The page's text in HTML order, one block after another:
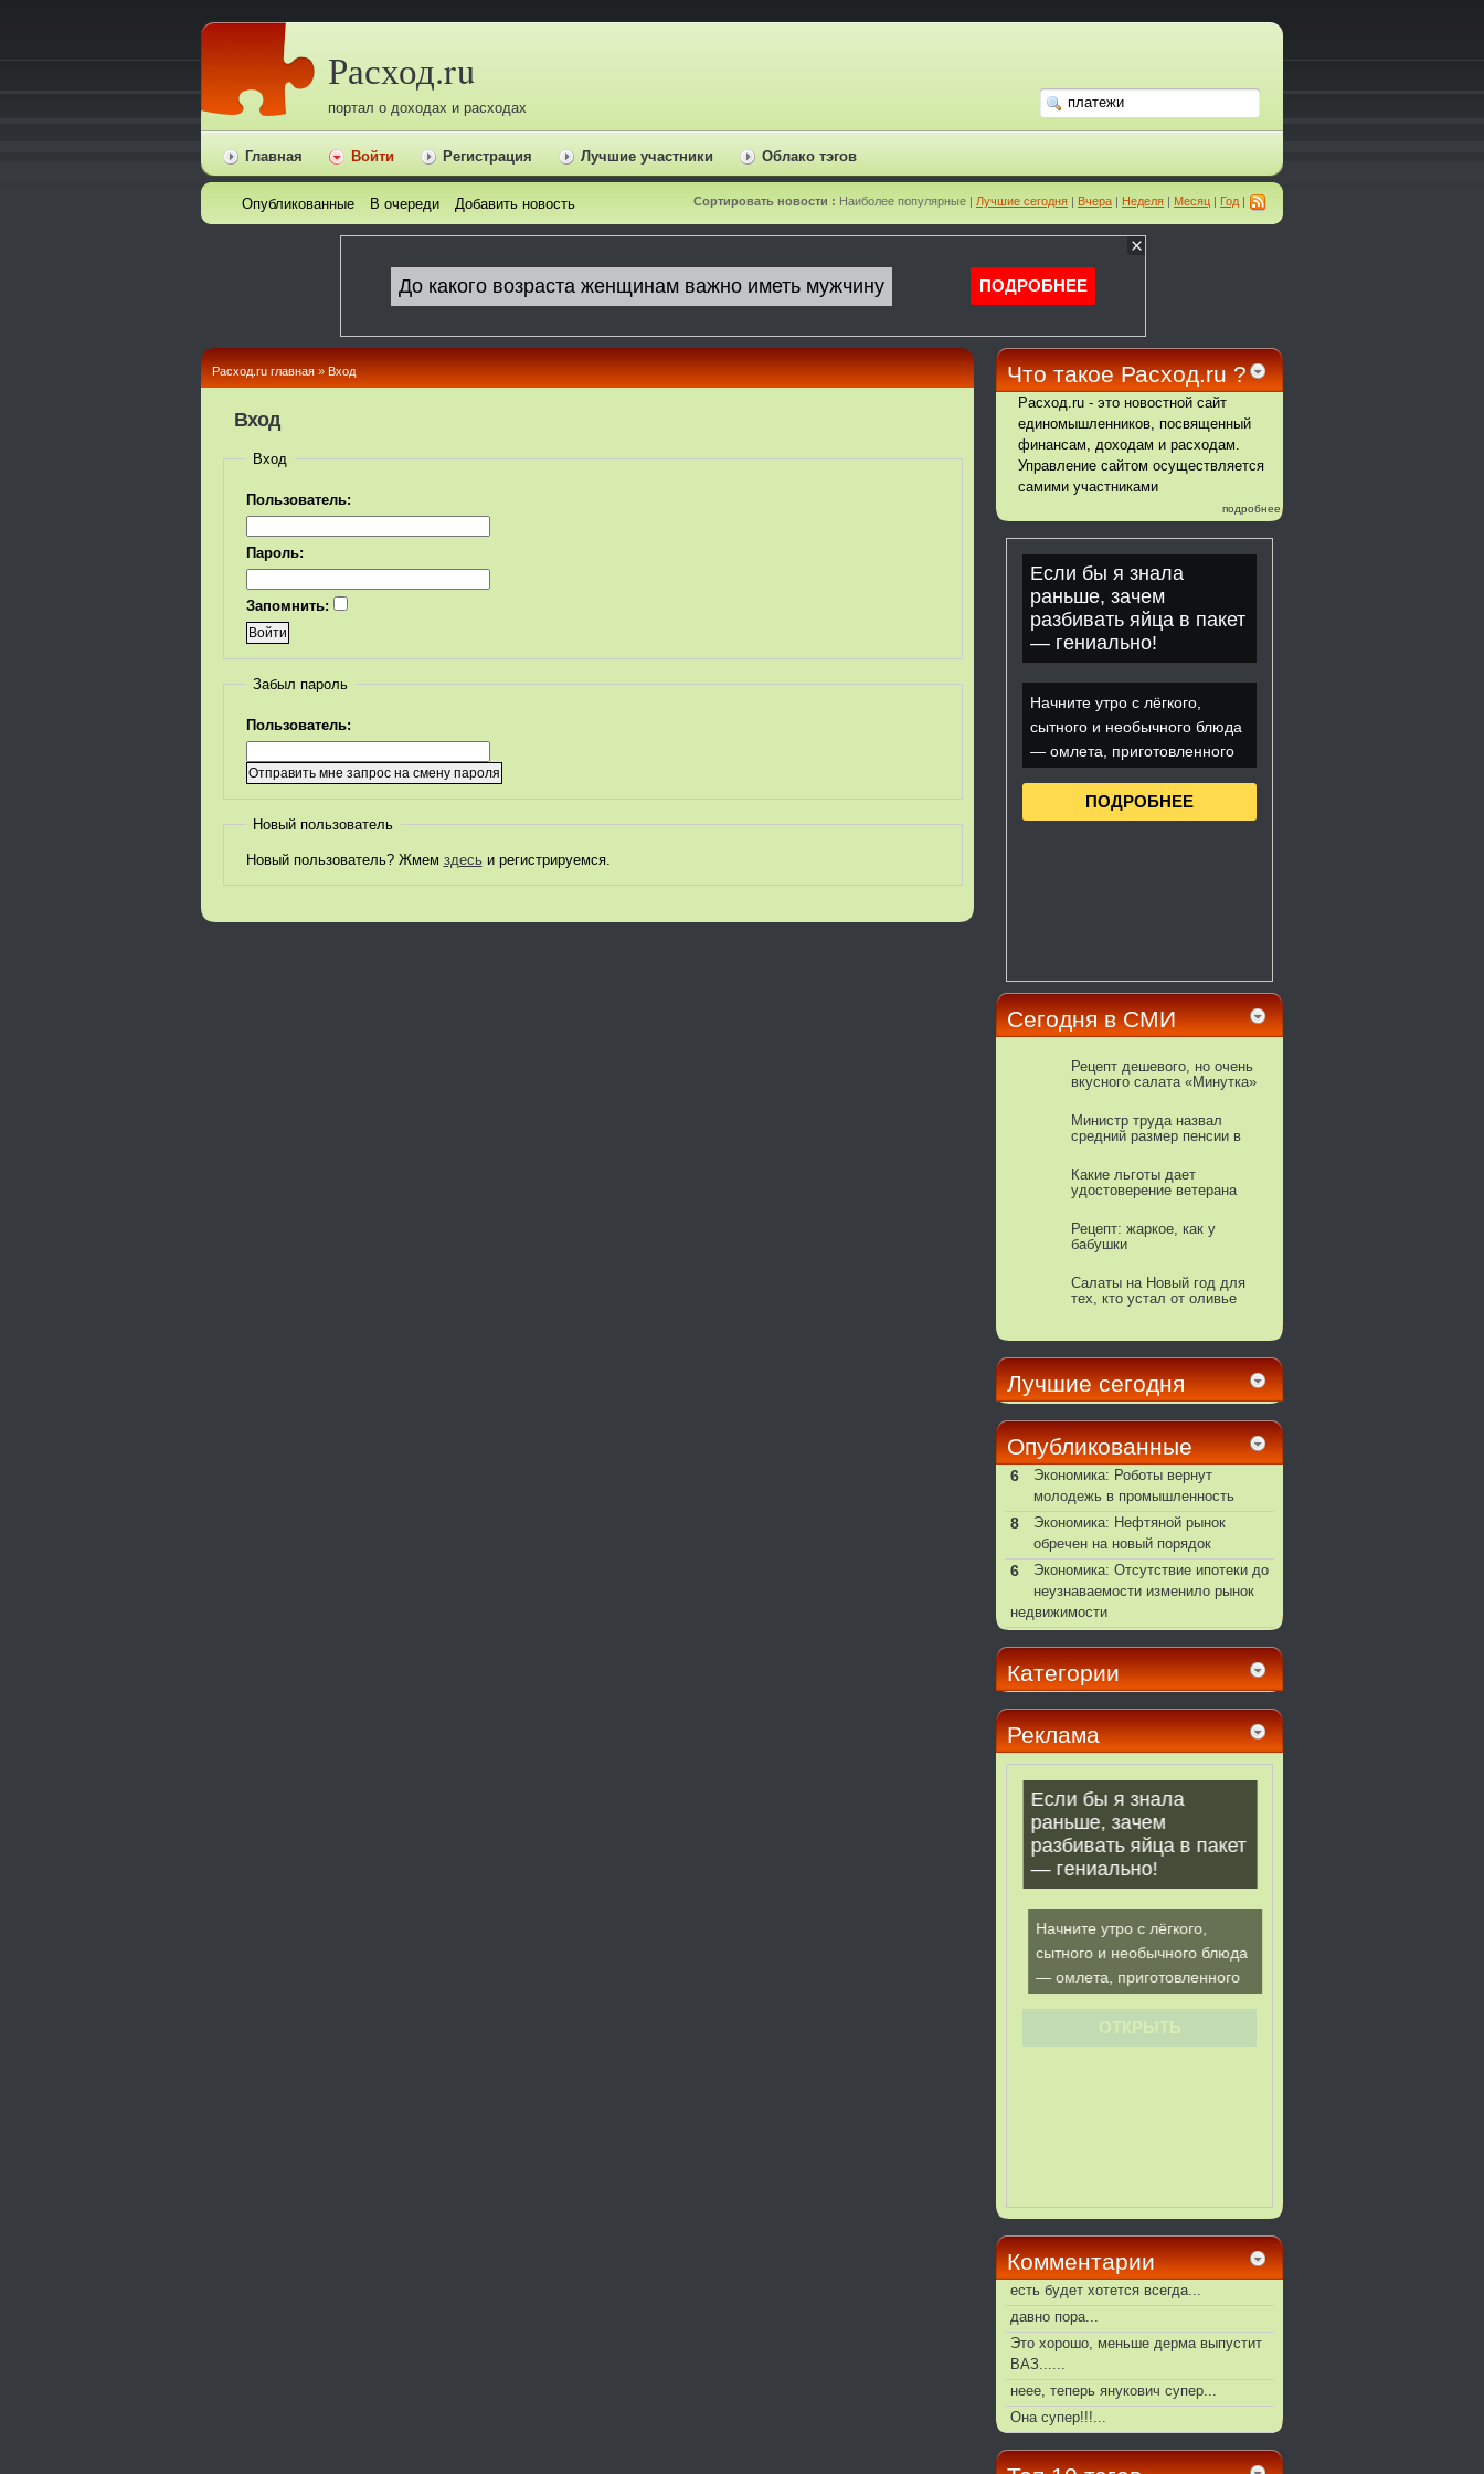
Расход.ru
портал о доходах и расходах
Главная Войти Регистрация Лучшие участники Облако тэгов
Сортировать новости : Наиболее популярные | Лучшие сегодня | Вчера | Неделя | Месяц | Год |
Опубликованные В очереди Добавить новость
Расход.ru главная » Вход
Вход
Вход
Пользователь:
Пароль:
Запомнить:
Забыл пароль
Пользователь:
Новый пользователь
Новый пользователь? Жмем здесьи регистрируемся.
Что такое Расход.ru ?
Расход.ru - это новостной сайт
единомышленников, посвященный
финансам, доходам и расходам.
Управление сайтом осуществляется
самими участниками
подробнее
Сегодня в СМИ
Рецепт дешевого, но очень
вкусного салата «Минутка»
Министр труда назвал
средний размер пенсии в
Какие льготы дает
удостоверение ветерана
Рецепт: жаркое, как у
бабушки
Салаты на Новый год для
тех, кто устал от оливье
Лучшие сегодня
Опубликованные
6
Экономика: Роботы вернут
молодежь в промышленность
8
Экономика: Нефтяной рынок
обречен на новый порядок
6
Экономика: Отсутствие ипотеки до
неузнаваемости изменило рынок
недвижимости
Категории
Реклама
Комментарии
есть будет хотется всегда...
давно пора...
Это хорошо, меньше дерма выпустит
ВАЗ......
неее, теперь янукович супер...
Она супер!!!...